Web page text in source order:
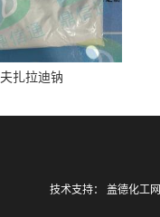
夫扎拉迪钠
技术支持： 盖德化工网